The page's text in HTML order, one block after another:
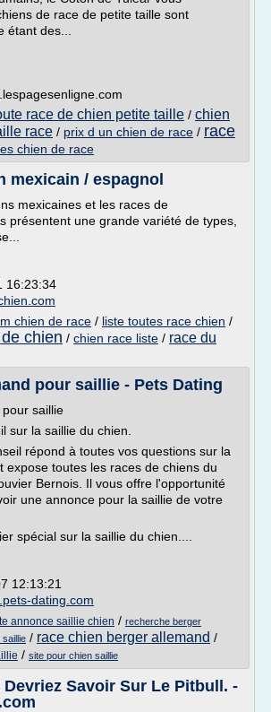
de race de petite taille sont
étant des...
race de chien petite taille / chien
race / prix d un chien de race / race
chien de race
mexicain / espagnol
mexicaines et les races de
présentent une grande variété de types,
16:23:34
chien de race / liste toutes race chien /
chien / chien race liste / race du
pour saillie - Pets Dating
saillie
sur la saillie du chien.
répond à toutes vos questions sur la
expose toutes les races de chiens du
Bernois. Il vous offre l'opportunité
une annonce pour la saillie de votre
spécial sur la saillie du chien....
12:13:21
dating.com
annonce saillie chien / recherche berger
saillie / race chien berger allemand /
/ site pour chien saillie
Devriez Savoir Sur Le Pitbull. -